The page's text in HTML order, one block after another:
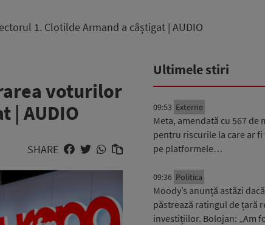
1. Clotilde Armand a câștigat | AUDIO
voturilor
| AUDIO
SHARE
Ultimele stiri
09:53 Externe
Meta, amendată cu 567 de
pentru riscurile la care ar
pe platformele…
09:36 Politica
Moody’s anunță astăzi
păstrează ratingul de țară
investițiilor. Bolojan: „Am